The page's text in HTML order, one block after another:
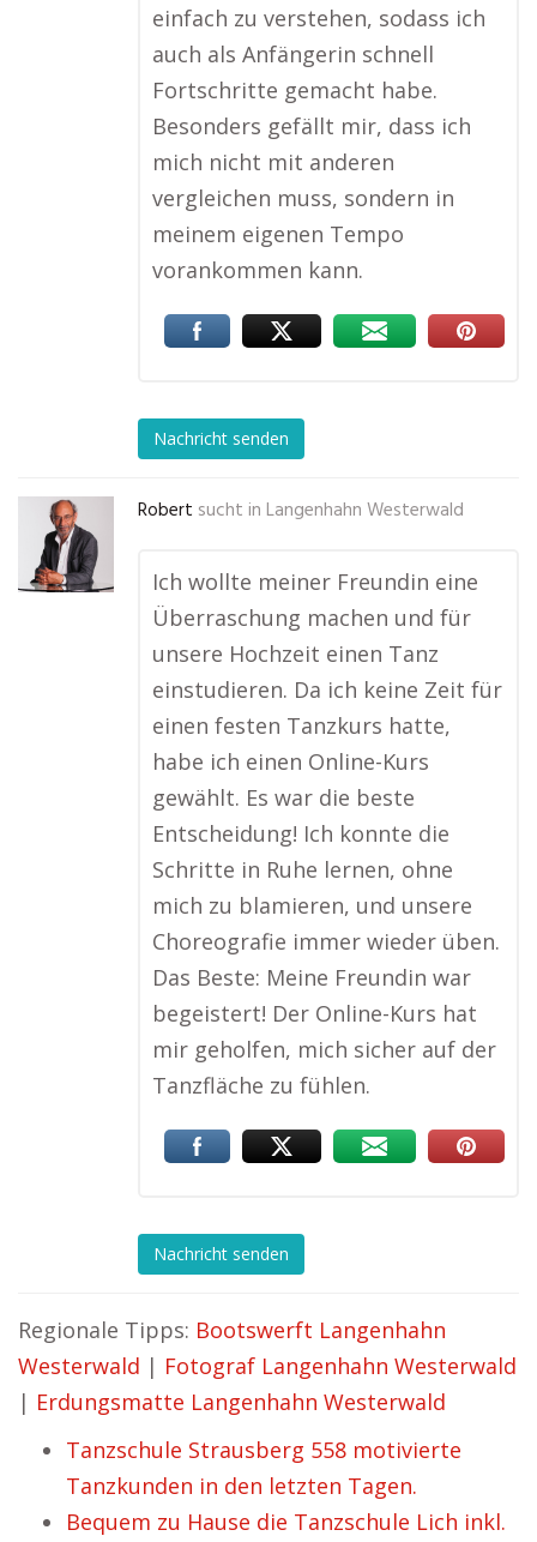
einfach zu verstehen, sodass ich
auch als Anfängerin schnell
Fortschritte gemacht habe.
Besonders gefällt mir, dass ich
mich nicht mit anderen
vergleichen muss, sondern in
meinem eigenen Tempo
vorankommen kann.
Nachricht senden
Robert sucht in Langenhahn Westerwald
Ich wollte meiner Freundin eine
Überraschung machen und für
unsere Hochzeit einen Tanz
einstudieren. Da ich keine Zeit für
einen festen Tanzkurs hatte,
habe ich einen Online-Kurs
gewählt. Es war die beste
Entscheidung! Ich konnte die
Schritte in Ruhe lernen, ohne
mich zu blamieren, und unsere
Choreografie immer wieder üben.
Das Beste: Meine Freundin war
begeistert! Der Online-Kurs hat
mir geholfen, mich sicher auf der
Tanzfläche zu fühlen.
Nachricht senden
Regionale Tipps: Bootswerft Langenhahn
Westerwald | Fotograf Langenhahn Westerwald
| Erdungsmatte Langenhahn Westerwald
Tanzschule Strausberg 558 motivierte
Tanzkunden in den letzten Tagen.
Bequem zu Hause die Tanzschule Lich inkl.